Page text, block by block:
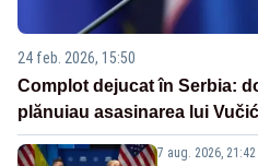
24 feb. 2026, 15:50
Complot dejucat în Serbia:
plănuiau asasinarea lui Vučić
7 aug. 2026, 21:42